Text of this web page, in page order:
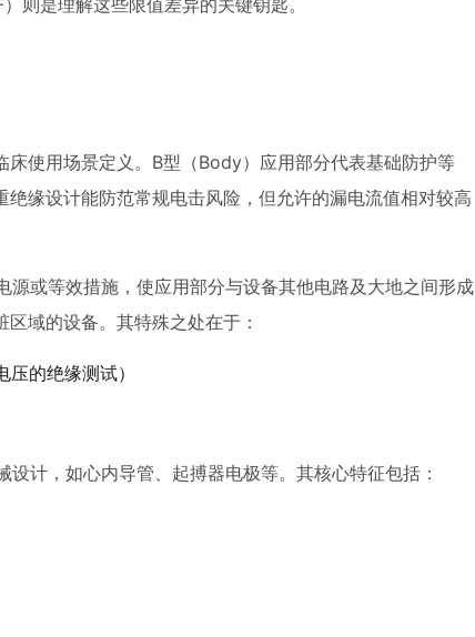
则是理解这些限值差异的关键钥匙。
使用场景定义。B型（Body）应用部分代表基础防护等
缘设计能防范常规电击风险，但允许的漏电流值相对较高
或等效措施，使应用部分与设备其他电路及大地之间形成
域的设备。其特殊之处在于：
的绝缘测试）
计，如心内导管、起搏器电极等。其核心特征包括：